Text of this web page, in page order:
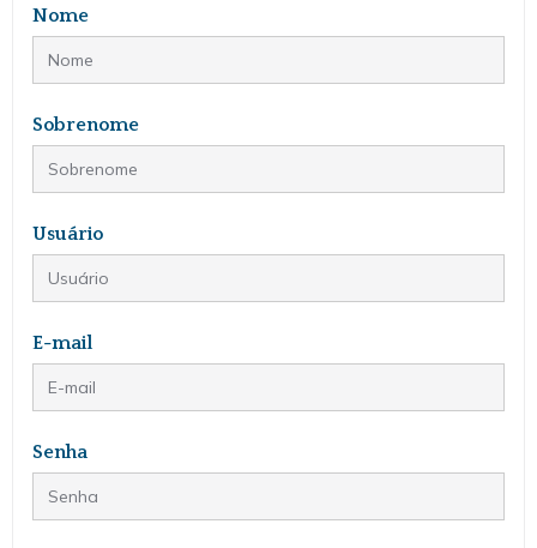
Nome
Sobrenome
Usuário
E-mail
Senha